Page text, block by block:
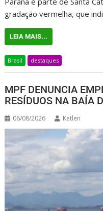
gradação vermelha, que
LEIA MAIS...
Brasil destaques
MPF DENUNCIA
RESÍDUOS NA BAÍA
06/08/2026 Ketlen